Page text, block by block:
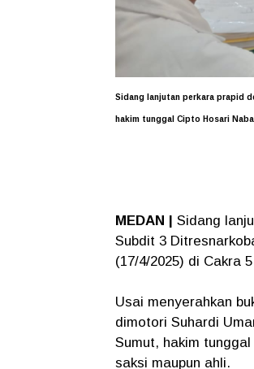
Sidang lanjutan perkara prapid
hakim tunggal Cipto Hosari
MEDAN | Sidang
Subdit 3
(17/4/2025) di Cakra
Usai menyerahkan
dimotori Suhardi
Sumut, hakim
saksi maupun ahli.